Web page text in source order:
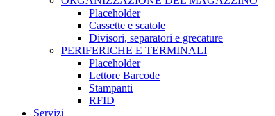
Placeholder
Cassette e scatole
Divisori, separatori e grecature
PERIFERICHE E TERMINALI
Placeholder
Lettore Barcode
Stampanti
RFID
Servizi